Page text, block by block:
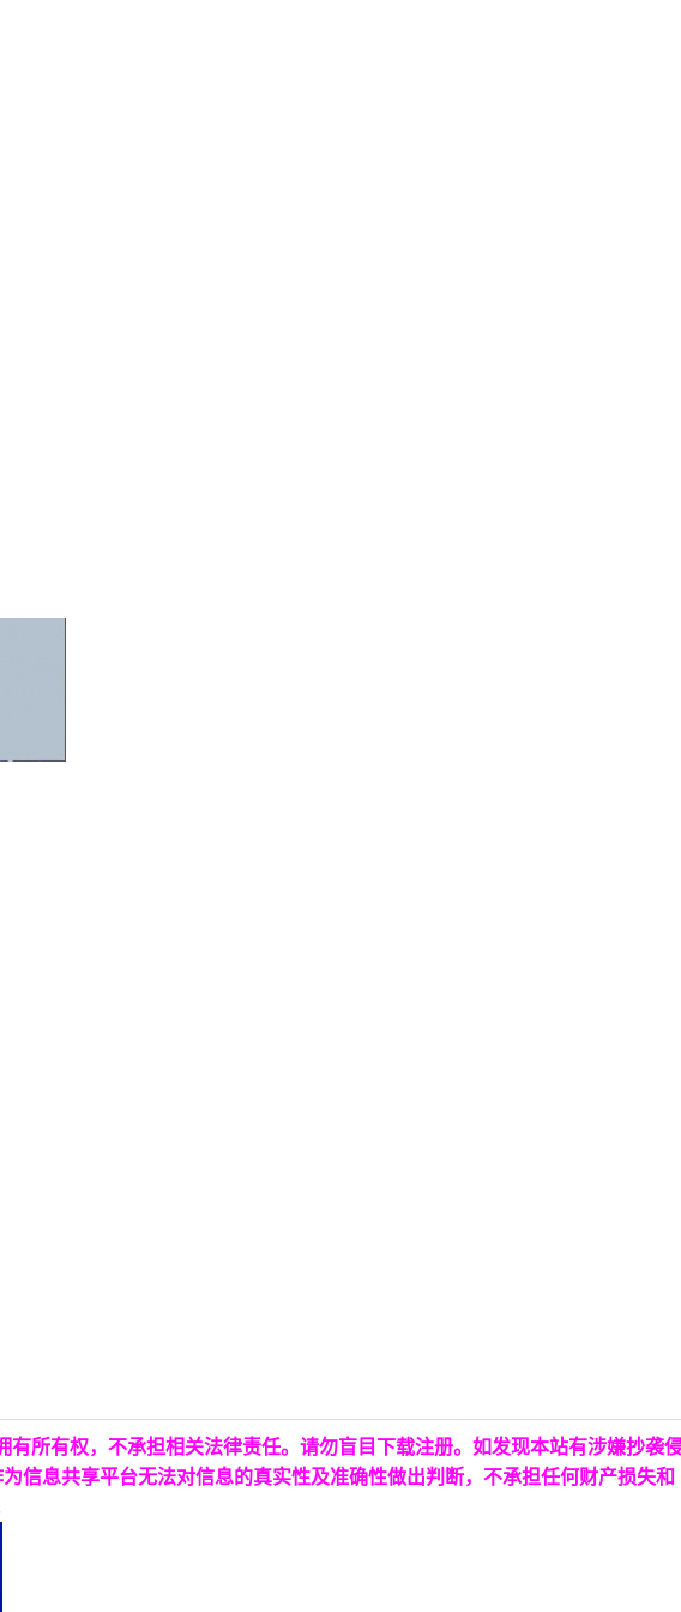
所有权，不承担相关法律责任。请勿盲目下载注册。如发现本站有涉嫌抄袭
信息共享平台无法对信息的真实性及准确性做出判断，不承担任何财产损失和